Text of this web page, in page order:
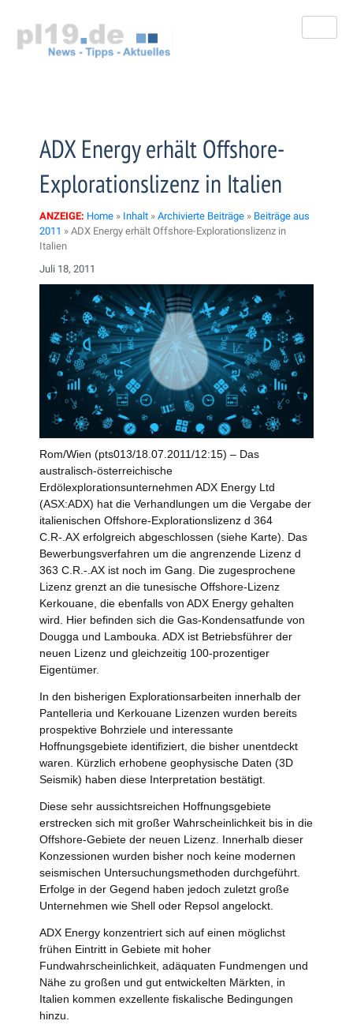
springen
ADX Energy erhält Offshore-
Explorationslizenz in Italien
ANZEIGE: Home » Inhalt » Archivierte Beiträge » Beiträge aus
2011 » ADX Energy erhält Offshore-Explorationslizenz in
Italien
Juli 18, 2011
Rom/Wien (pts013/18.07.2011/12:15) – Das
australisch-österreichische
Erdölexplorationsunternehmen ADX Energy Ltd
(ASX:ADX) hat die Verhandlungen um die Vergabe der
italienischen Offshore-Explorationslizenz d 364
C.R-.AX erfolgreich abgeschlossen (siehe Karte). Das
Bewerbungsverfahren um die angrenzende Lizenz d
363 C.R.-.AX ist noch im Gang. Die zugesprochene
Lizenz grenzt an die tunesische Offshore-Lizenz
Kerkouane, die ebenfalls von ADX Energy gehalten
wird. Hier befinden sich die Gas-Kondensatfunde von
Dougga und Lambouka. ADX ist Betriebsführer der
neuen Lizenz und gleichzeitig 100-prozentiger
Eigentümer.
In den bisherigen Explorationsarbeiten innerhalb der
Pantelleria und Kerkouane Lizenzen wurden bereits
prospektive Bohrziele und interessante
Hoffnungsgebiete identifiziert, die bisher unentdeckt
waren. Kürzlich erhobene geophysische Daten (3D
Seismik) haben diese Interpretation bestätigt.
Diese sehr aussichtsreichen Hoffnungsgebiete
erstrecken sich mit großer Wahrscheinlichkeit bis in die
Offshore-Gebiete der neuen Lizenz. Innerhalb dieser
Konzessionen wurden bisher noch keine modernen
seismischen Untersuchungsmethoden durchgeführt.
Erfolge in der Gegend haben jedoch zuletzt große
Unternehmen wie Shell oder Repsol angelockt.
ADX Energy konzentriert sich auf einen möglichst
frühen Eintritt in Gebiete mit hoher
Fundwahrscheinlichkeit, adäquaten Fundmengen und
Nähe zu großen und gut entwickelten Märkten, in
Italien kommen exzellente fiskalische Bedingungen
hinzu.